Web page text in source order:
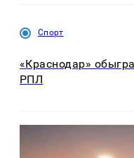
Спорт
«Краснодар»
РПЛ